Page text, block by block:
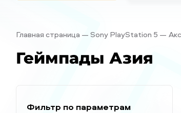
Главная страница Sony PlayStation 5
Геймпады Азия
Фильтр по параметрам